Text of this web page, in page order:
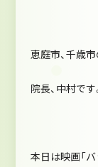
恵庭市、千歳市
院長、中村です
本日は映画「バ